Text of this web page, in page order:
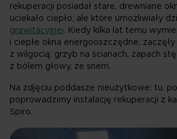
rekuperacji posiadał stare, drewniane
uciekało ciepło, ale które umożliwiały
grawitacyjnej. Kiedy kilka lat temu
i ciepłe okna energooszczędne,
z wilgocią: grzyb na ścianach, zapach
z bólem głowy, ze snem.
Na zdjęciu poddasze nieużytkowe: tu,
poprowadzimy instalację rekuperacji z
Spiro.